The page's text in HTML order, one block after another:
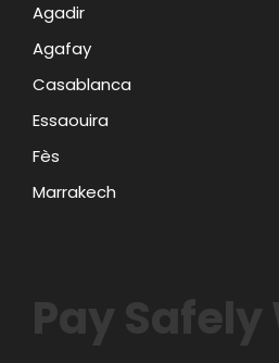
Agadir
Agafay
Casablanca
Essaouira
Fès
Marrakech
Pay Safely